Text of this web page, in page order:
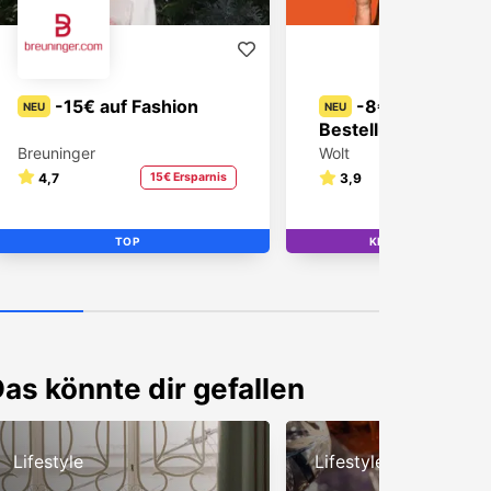
NEU -15€ auf Fashion
Breuninger
4,7 15€ Ersparnis
TOP
NEU
-8€ auf deine
Bestellung!
Wolt
3,9
KNALLER-ANGEBOT
könnte dir gefallen
Lifestyle Lifestyle